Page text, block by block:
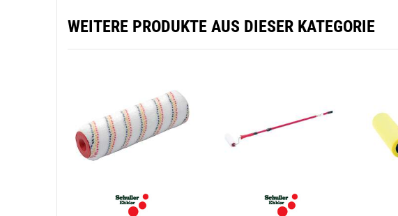
WEITERE PRODUKTE AUS DIESER KATEGORIE